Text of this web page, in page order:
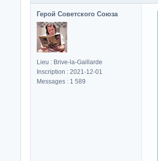
Герой Советского Союза
Lieu : Brive-la-Gaillarde
Inscription : 2021-12-01
Messages : 1 589